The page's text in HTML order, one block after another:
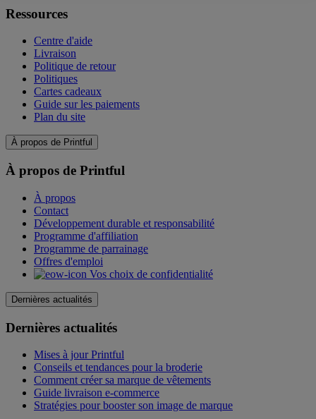
Ressources
Centre d'aide
Livraison
Politique de retour
Politiques
Cartes cadeaux
Guide sur les paiements
Plan du site
À propos de Printful
À propos de Printful
À propos
Contact
Développement durable et responsabilité
Programme d'affiliation
Programme de parrainage
Offres d'emploi
Vos choix de confidentialité
Dernières actualités
Dernières actualités
Mises à jour Printful
Conseils et tendances pour la broderie
Comment créer sa marque de vêtements
Guide livraison e-commerce
Stratégies pour booster son image de marque